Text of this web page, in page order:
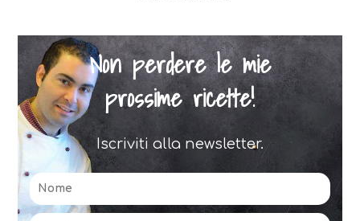
Non perdere le mie
prossime ricette!
Iscriviti alla newsletter.